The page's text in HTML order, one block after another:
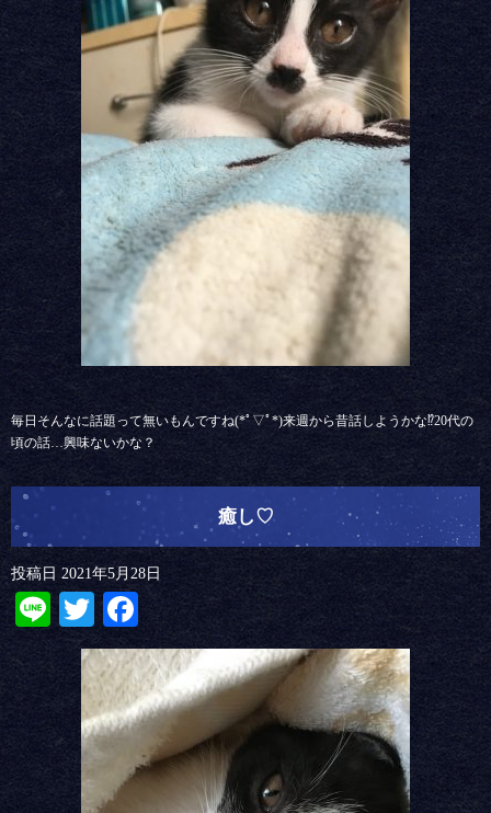
毎日そんなに話題って無いもんですね(*ﾟ▽ﾟ*)来週から昔話しようかな⁉︎20代の
頃の話…興味ないかな？
癒し♡
投稿日 2021年5月28日
LineTwitterFacebook